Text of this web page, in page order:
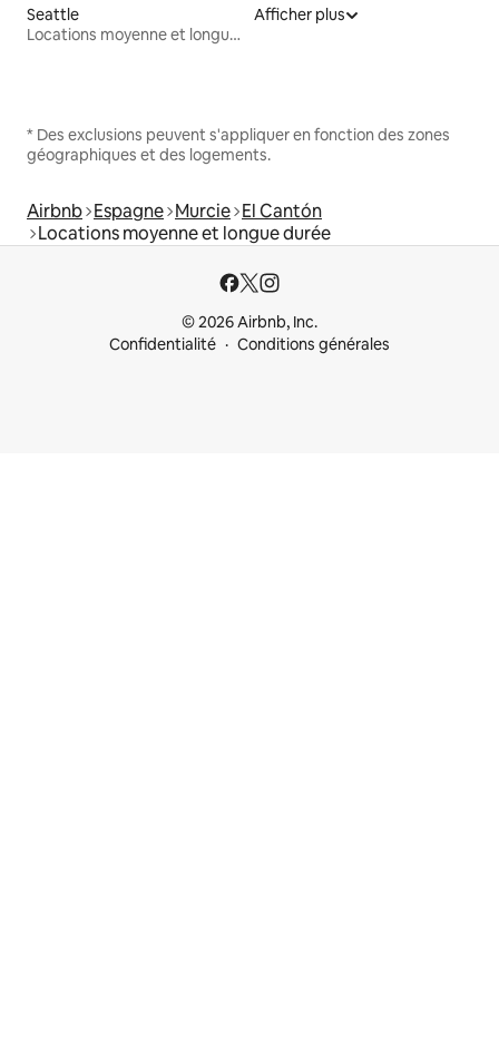
Seattle
Locations moyenne et longue durée
Afficher plus
* Des exclusions peuvent s'appliquer en fonction des zones
géographiques et des logements.
Airbnb Espagne Murcie El Cantón
Locations moyenne et longue durée
© 2026 Airbnb, Inc.
Confidentialité
Conditions générales